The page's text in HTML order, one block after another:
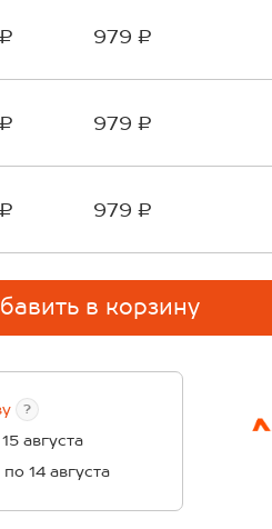
979 ₽
979 ₽
979 ₽
в корзину
?
августа
по 14 августа